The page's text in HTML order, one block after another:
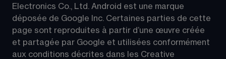
Electronics Co., Ltd. Android est une marque
déposée de Google Inc. Certaines parties de cette
page sont reproduites à partir d’une œuvre créée
et partagée par Google et utilisées conformément
aux conditions décrites dans les Creative